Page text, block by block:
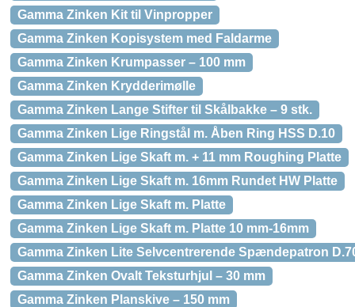
Gamma Zinken Kit til Vinpropper
Gamma Zinken Kopisystem med Faldarme
Gamma Zinken Krumpasser – 100 mm
Gamma Zinken Krydderimølle
Gamma Zinken Lange Stifter til Skålbakke – 9 stk.
Gamma Zinken Lige Ringstål m. Åben Ring HSS D.10
Gamma Zinken Lige Skaft m. + 11 mm Roughing Platte
Gamma Zinken Lige Skaft m. 16mm Rundet HW Platte
Gamma Zinken Lige Skaft m. Platte
Gamma Zinken Lige Skaft m. Platte 10 mm-16mm
Gamma Zinken Lite Selvcentrerende Spændepatron
Gamma Zinken Ovalt Teksturhjul – 30 mm
Gamma Zinken Planskive – 150 mm